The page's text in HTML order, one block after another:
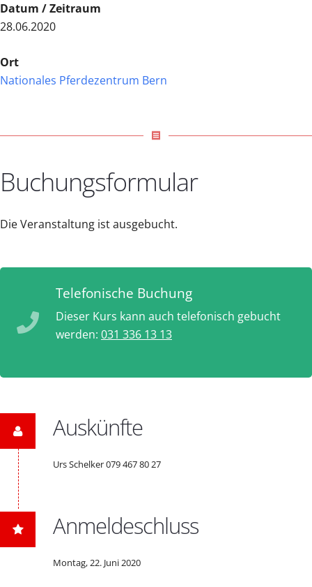
Datum / Zeitraum
28.06.2020
Ort
Nationales Pferdezentrum Bern
receipt
Buchungsformular
Die Veranstaltung ist ausgebucht.
Telefonische Buchung
Dieser Kurs kann auch telefonisch gebucht
werden: 031 336 13 13
Auskünfte
Urs Schelker 079 467 80 27
Anmeldeschluss
Montag, 22. Juni 2020